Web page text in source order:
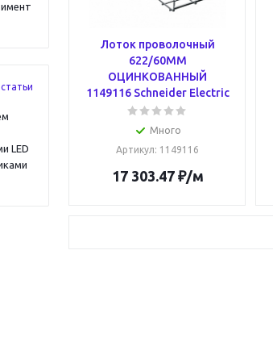
LED
Лоток проволочный
622/60ММ
ОЦИНКОВАННЫЙ
1149116 Schneider Electric
Много
Артикул: 1149116
17 303.47₽/м